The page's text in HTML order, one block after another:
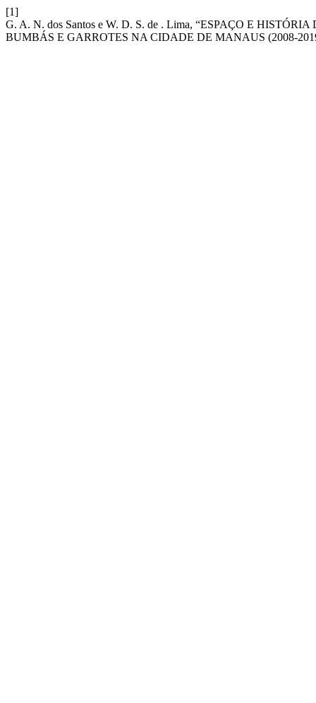
[1]
G. A. N. dos Santos e W. D. S. de . Lima, “ESPAÇO E
BUMBÁS E GARROTES NA CIDADE DE MANAUS (2008-